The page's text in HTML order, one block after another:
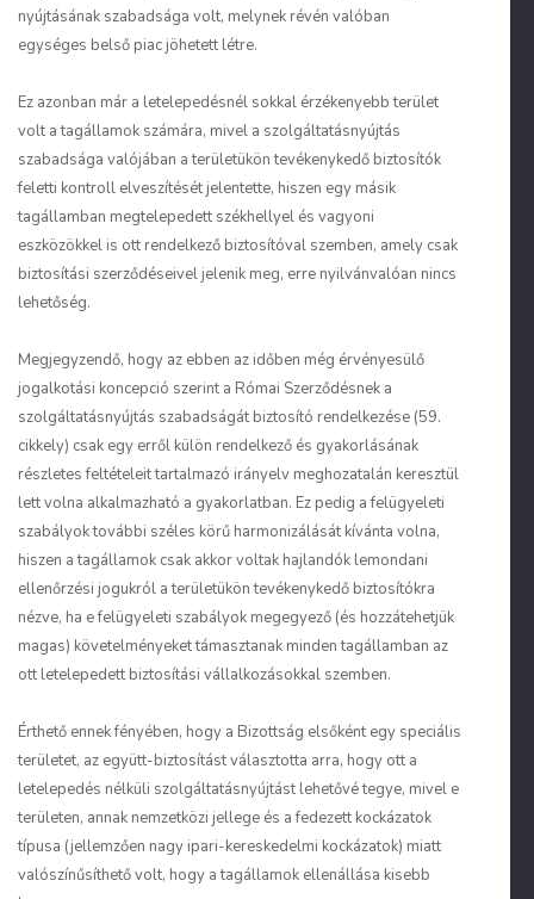
nyújtásának szabadsága volt, melynek révén valóban
egységes belső piac jöhetett létre.
Ez azonban már a letelepedésnél sokkal érzékenyebb terület
volt a tagállamok számára, mivel a szolgáltatásnyújtás
szabadsága valójában a területükön tevékenykedő biztosítók
feletti kontroll elveszítését jelentette, hiszen egy másik
tagállamban megtelepedett székhellyel és vagyoni
eszközökkel is ott rendelkező biztosítóval szemben, amely csak
biztosítási szerződéseivel jelenik meg, erre nyilvánvalóan nincs
lehetőség.
Megjegyzendő, hogy az ebben az időben még érvényesülő
jogalkotási koncepció szerint a Római Szerződésnek a
szolgáltatásnyújtás szabadságát biztosító rendelkezése (59.
cikkely) csak egy erről külön rendelkező és gyakorlásának
részletes feltételeit tartalmazó irányelv meghozatalán keresztül
lett volna alkalmazható a gyakorlatban. Ez pedig a felügyeleti
szabályok további széles körű harmonizálását kívánta volna,
hiszen a tagállamok csak akkor voltak hajlandók lemondani
ellenőrzési jogukról a területükön tevékenykedő biztosítókra
nézve, ha e felügyeleti szabályok megegyező (és hozzátehetjük
magas) követelményeket támasztanak minden tagállamban az
ott letelepedett biztosítási vállalkozásokkal szemben.
Érthető ennek fényében, hogy a Bizottság elsőként egy speciális
területet, az együtt-biztosítást választotta arra, hogy ott a
letelepedés nélküli szolgáltatásnyújtást lehetővé tegye, mivel e
területen, annak nemzetközi jellege és a fedezett kockázatok
típusa (jellemzően nagy ipari-kereskedelmi kockázatok) miatt
valószínűsíthető volt, hogy a tagállamok ellenállása kisebb